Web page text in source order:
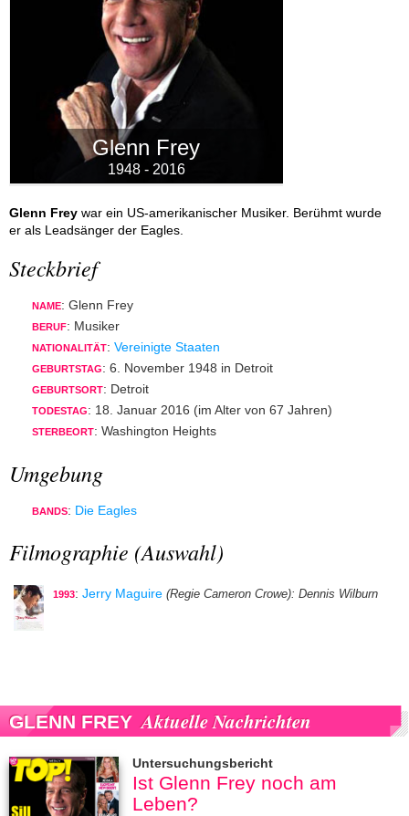
Glenn Frey
1948 - 2016
Glenn Frey war ein US-amerikanischer Musiker. Berühmt wurde
er als Leadsänger der Eagles.
Steckbrief
NAME: Glenn Frey
BERUF: Musiker
NATIONALITÄT: Vereinigte Staaten
GEBURTSTAG: 6. November 1948 in Detroit
GEBURTSORT: Detroit
TODESTAG: 18. Januar 2016 (im Alter von 67 Jahren)
STERBEORT: Washington Heights
Umgebung
BANDS: Die Eagles
Filmographie (Auswahl)
1993: Jerry Maguire (Regie Cameron Crowe): Dennis Wilburn
GLENN FREY Aktuelle Nachrichten
Untersuchungsbericht
Ist Glenn Frey noch am
Leben?